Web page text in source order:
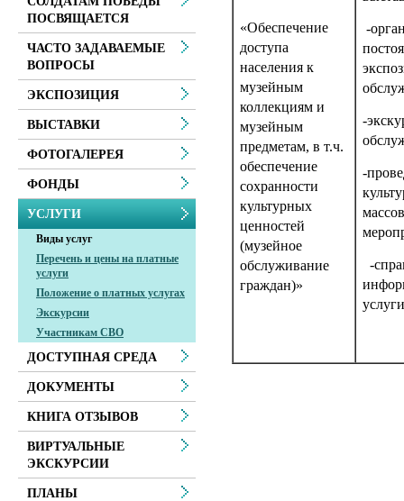
«Обеспечение
доступа
населения к
музейным
коллекциям и
музейным
предметам, в т.ч.
обеспечение
сохранности
культурных
ценностей
(музейное
обслуживание
граждан)»
-
-
-
-
ПОСВЯЩАЕТСЯ
ЧАСТО ЗАДАВАЕМЫЕ
ВОПРОСЫ
ЭКСПОЗИЦИЯ
ВЫСТАВКИ
ФОТОГАЛЕРЕЯ
ФОНДЫ
УСЛУГИ
Виды услуг
Перечень и цены на платные
услуги
Положение о платных услугах
Экскурсии
Участникам СВО
ДОСТУПНАЯ СРЕДА
ДОКУМЕНТЫ
КНИГА ОТЗЫВОВ
ВИРТУАЛЬНЫЕ
ЭКСКУРСИИ
ПЛАНЫ